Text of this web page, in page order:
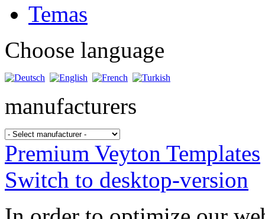
Temas
Choose language
manufacturers
Premium Veyton Templates
Switch to desktop-version